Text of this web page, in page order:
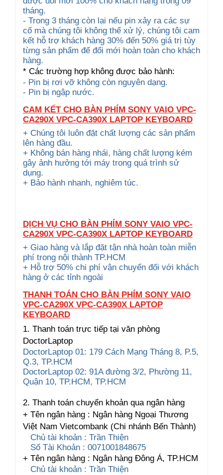
tháng.
- Trong 3 tháng còn lại nếu pin xảy ra các sự
cố mà chúng tôi không thể xử lý, chúng tôi cam
kết hỗ trợ khách hàng 30% đến 50% giá trị tùy
từng sản phẩm để đổi mới hoàn toàn cho khách
hàng.
* Các trường hợp không được bảo hành:
- Pin bị rơi vỡ không còn nguyên dạng.
- Pin bị ngập nước.
CAM KẾT CHO BÀN PHÍM SONY VAIO VPC-
CA290X VPC-CA390X LAPTOP KEYBOARD
+ Chúng tôi luôn đặt chất lượng các sản phẩm
lên hàng đầu.
+ Không bán hàng nhái, hàng chất lượng kém
gây ảnh hưởng tới máy trong quá trình sử
dụng.
+ Bảo hành nhanh, nghiêm túc.
DỊCH VỤ CHO BÀN PHÍM SONY VAIO VPC-
CA290X VPC-CA390X LAPTOP KEYBOARD
+ Giao hàng và lắp đặt tận nhà hoàn toàn miễn
phí trong nội thành TP.HCM
+ Hỗ trợ 50% chi phí vận chuyển đối với khách
hàng ở các tỉnh ngoài
THANH TOÁN CHO BÀN PHÍM SONY VAIO
VPC-CA290X VPC-CA390X LAPTOP
KEYBOARD
1. Thanh toán trực tiếp tại văn phòng
DoctorLaptop
DoctorLaptop 01: 179 Cách Mạng Tháng 8, P.5,
Q.3, TP.HCM
DoctorLaptop 02: 91A đường 3/2, Phường 11,
Quận 10, TP.HCM, TP.HCM
2. Thanh toán chuyển khoản qua ngân hàng
+ Tên ngân hàng : Ngân hàng Ngoại Thương
Việt Nam Vietcombank (Chi nhánh Bến Thành)
Chủ tài khoản : Trần Thiện
Số Tài Khoản : 0071001848675
+ Tên ngân hàng : Ngân hàng Đông Á, TP.HCM
Chủ tài khoản : Trần Thiện